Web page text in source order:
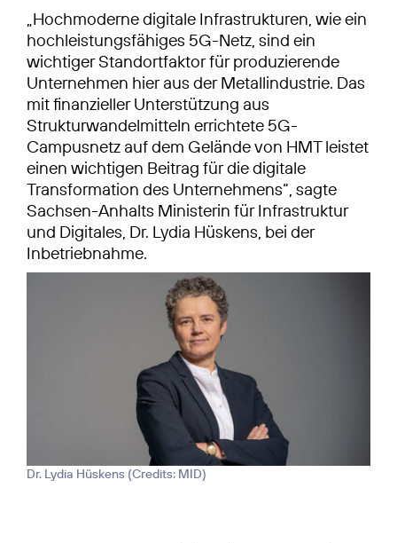
„Hochmoderne digitale Infrastrukturen, wie ein
hochleistungsfähiges 5G-Netz, sind ein
wichtiger Standortfaktor für produzierende
Unternehmen hier aus der Metallindustrie. Das
mit finanzieller Unterstützung aus
Strukturwandelmitteln errichtete 5G-
Campusnetz auf dem Gelände von HMT leistet
einen wichtigen Beitrag für die digitale
Transformation des Unternehmens“, sagte
Sachsen-Anhalts Ministerin für Infrastruktur
und Digitales, Dr. Lydia Hüskens, bei der
Inbetriebnahme.
Dr. Lydia Hüskens (Credits: MID)